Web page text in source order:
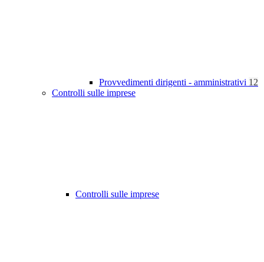
Provvedimenti dirigenti - amministrativi 12
Controlli sulle imprese
Controlli sulle imprese